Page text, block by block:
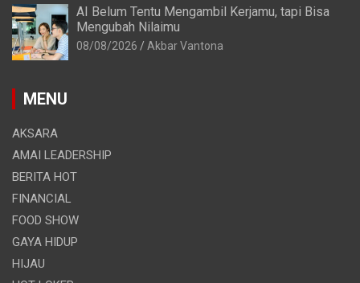
AI Belum Tentu Mengambil Kerjamu, tapi Bisa
Mengubah Nilaimu
08/08/2026 Akbar Vantona
MENU
AKSARA
AMAI LEADERSHIP
BERITA HOT
FINANCIAL
FOOD SHOW
GAYA HIDUP
HIJAU